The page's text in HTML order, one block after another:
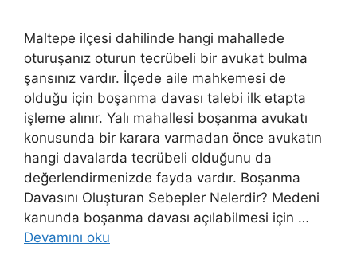
Maltepe ilçesi dahilinde hangi mahallede
oturuşanız oturun tecrübeli bir avukat bulma
şansınız vardır. İlçede aile mahkemesi de
olduğu için boşanma davası talebi ilk etapta
işleme alınır. Yalı mahallesi boşanma avukatı
konusunda bir karara varmadan önce avukatın
hangi davalarda tecrübeli olduğunu da
değerlendirmenizde fayda vardır. Boşanma
Davasını Oluşturan Sebepler Nelerdir? Medeni
kanunda boşanma davası açılabilmesi için …
Devamını oku